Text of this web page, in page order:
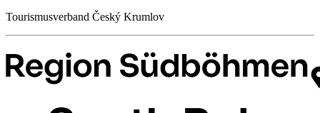
Tourismusverband Český Krumlov